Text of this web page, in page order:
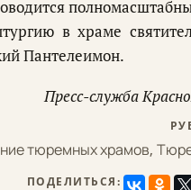
в храме
Пантелеимон.
Пресс-служба
тюремных храмов,
ПОДЕЛИТЬСЯ: